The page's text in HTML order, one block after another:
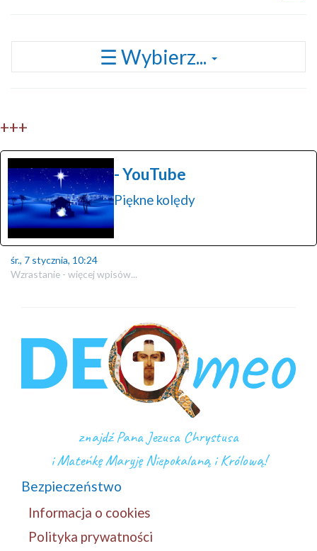
Przełącz
☰ Wybierz...
+++
- YouTube
Piękne kolędy
śr., 7 stycznia, 10:24
Wzrastanie - więcej wpisów...
znajdź Pana Jezusa Chrystusa
i Mateńkę Maryję Niepokalaną i Królową!
Bezpieczeństwo
Informacja o cookies
Polityka prywatności